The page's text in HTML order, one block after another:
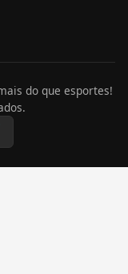
do que esportes!